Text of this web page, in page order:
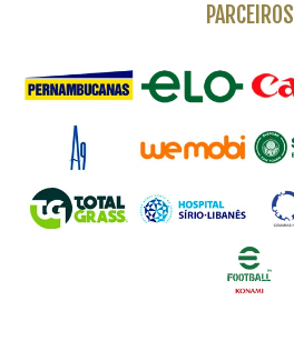
PARCEIROS